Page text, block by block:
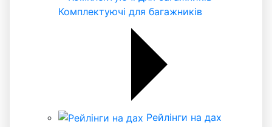
Комплектуючі для багажників
Рейлінги на дах